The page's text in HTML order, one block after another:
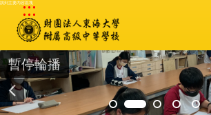
跳到主要內容區塊
:::
暫停輪播